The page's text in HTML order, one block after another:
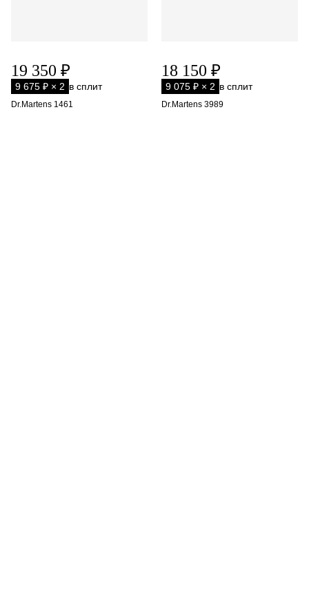
19 350 ₽
9 675 ₽ × 2 в сплит
Dr.Martens 1461
18 150 ₽
9 075 ₽ × 2 в сплит
Dr.Martens 3989